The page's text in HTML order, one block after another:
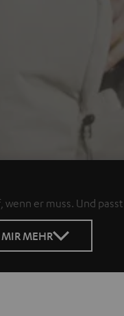
er muss. Und
MEHR